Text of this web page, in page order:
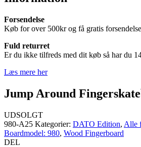
Forsendelse
Køb for over 500kr og få gratis
Fuld returret
Er du ikke tilfreds med dit køb så har du
Læs mere her
Jump Around
UDSOLGT
980-A25 Kategorier: DATO Edition, Alle
Boardmodel: 980, Wood Fingerboard
DEL